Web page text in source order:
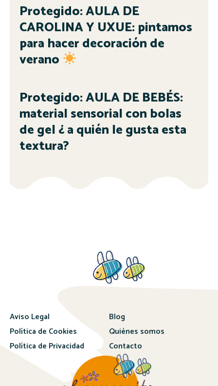
Protegido: AULA DE
CAROLINA Y UXUE: pintamos
para hacer decoración de
verano
Protegido: AULA DE BEBÉS:
material sensorial con bolas
de gel ¿ a quién le gusta esta
textura?
Aviso Legal
Política de Cookies
Política de Privacidad
Blog
Quiénes somos
Contacto